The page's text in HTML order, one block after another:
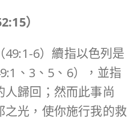
）
6）續指以色列是
、3、5、6），並指
人歸回；然而此事尚
之光，使你施行我的救